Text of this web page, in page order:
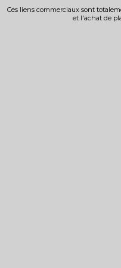
Ces liens commerciaux sont
et l'achat de